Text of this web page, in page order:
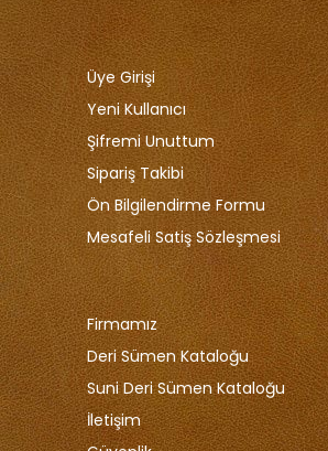
Üye Girişi
Yeni Kullanıcı
Şifremi Unuttum
Sipariş Takibi
Ön Bilgilendirme Formu
Mesafeli Satiş Sözleşmesi
Firmamız
Deri Sümen Kataloğu
Suni Deri Sümen Kataloğu
İletişim